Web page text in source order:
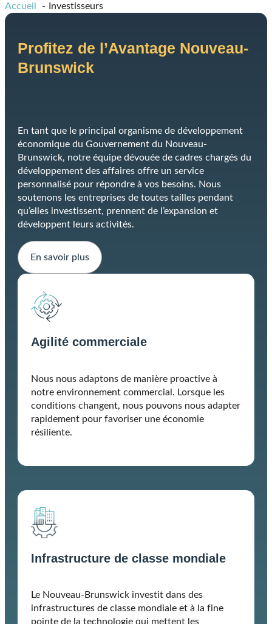
Accueil Investisseurs
Profitez de l’Avantage Nouveau-
Brunswick
En tant que le principal organisme de développement
économique du Gouvernement du Nouveau-
Brunswick, notre équipe dévouée de cadres chargés du
développement des affaires offre un service
personnalisé pour répondre à vos besoins. Nous
soutenons les entreprises de toutes tailles pendant
qu’elles investissent, prennent de l’expansion et
développent leurs activités.
En savoir plus
Agilité commerciale
Nous nous adaptons de manière proactive à
notre environnement commercial. Lorsque les
conditions changent, nous pouvons nous adapter
rapidement pour favoriser une économie
résiliente.
Infrastructure de classe mondiale
Le Nouveau-Brunswick investit dans des
infrastructures de classe mondiale et à la fine
pointe de la technologie qui mettent les